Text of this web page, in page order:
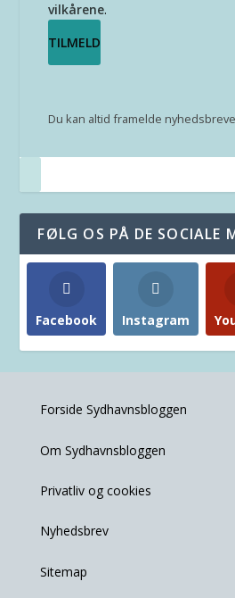
vilkårene.
Du kan altid framelde
FØLG OS PÅ DE SOCIALE
Facebook Instagram
Forside Sydhavnsbloggen
Om Sydhavnsbloggen
Privatliv og cookies
Nyhedsbrev
Sitemap